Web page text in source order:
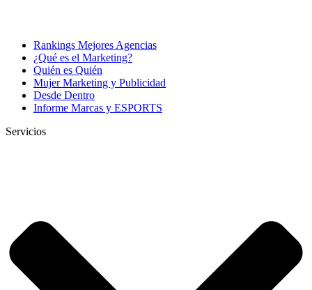
Rankings Mejores Agencias
¿Qué es el Marketing?
Quién es Quién
Mujer Marketing y Publicidad
Desde Dentro
Informe Marcas y ESPORTS
Servicios